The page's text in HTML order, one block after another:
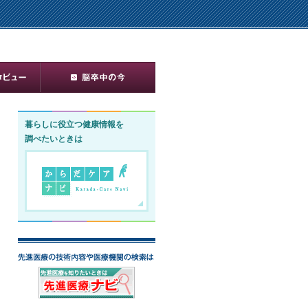
暮らしに役立つ健康情報を
調べたいときは